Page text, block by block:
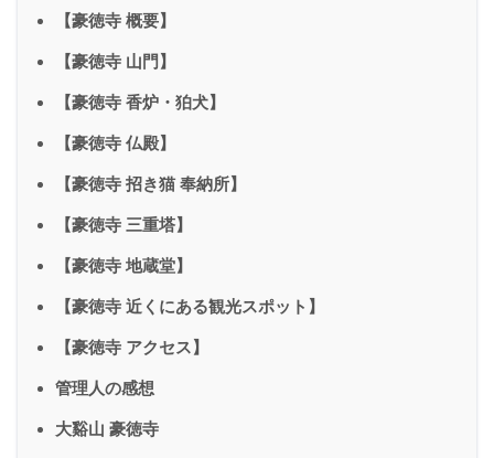
【豪徳寺 概要】
【豪徳寺 山門】
【豪徳寺 香炉・狛犬】
【豪徳寺 仏殿】
【豪徳寺 招き猫 奉納所】
【豪徳寺 三重塔】
【豪徳寺 地蔵堂】
【豪徳寺 近くにある観光スポット】
【豪徳寺 アクセス】
管理人の感想
大谿山 豪徳寺